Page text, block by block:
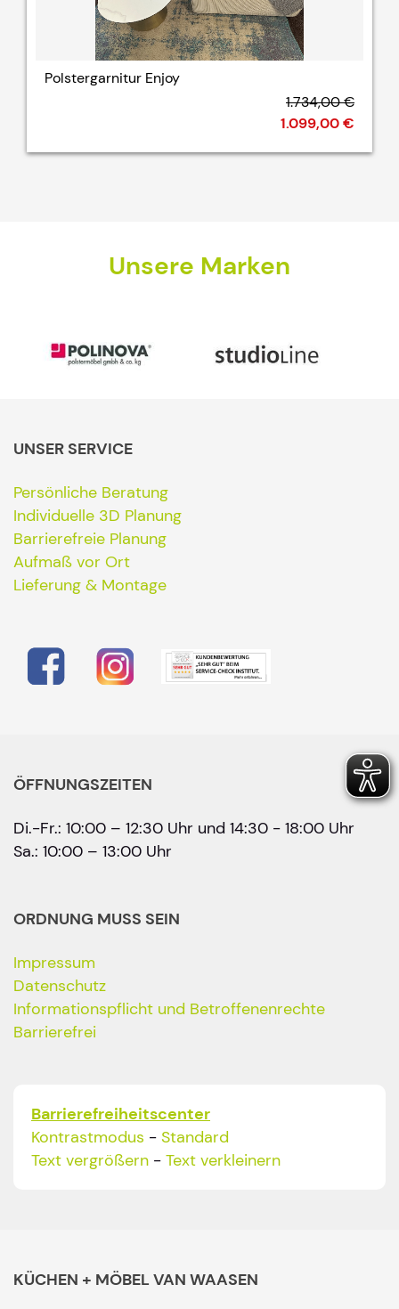
Polstergarnitur Enjoy
1.734,00 €
1.099,00 €
Unsere Marken
UNSER SERVICE
Persönliche Beratung
Individuelle 3D Planung
Barrierefreie Planung
Aufmaß vor Ort
Lieferung & Montage
ÖFFNUNGSZEITEN
Di.-Fr.: 10:00 – 12:30 Uhr und 14:30 - 18:00 Uhr
Sa.: 10:00 – 13:00 Uhr
ORDNUNG MUSS SEIN
Impressum
Datenschutz
Informationspflicht und Betroffenenrechte
Barrierefrei
Barrierefreiheitscenter
Kontrastmodus - Standard
Text vergrößern - Text verkleinern
KÜCHEN + MÖBEL VAN WAASEN